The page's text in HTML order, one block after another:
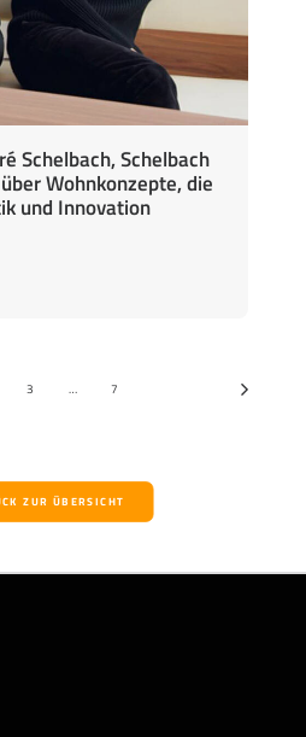
Schelbach, Schelbach
Wohnkonzepte, die
und Innovation
3 … 7
ZUR ÜBERSICHT